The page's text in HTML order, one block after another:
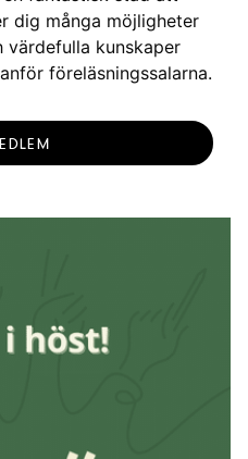
dig många möjligheter
kunskaper
föreläsningssalarna.